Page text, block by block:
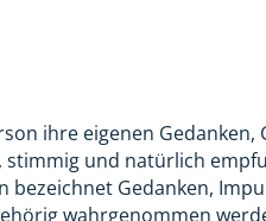
ihre eigenen Gedanken,
stimmig und natürlich
Gedanken,
wahrgenommen